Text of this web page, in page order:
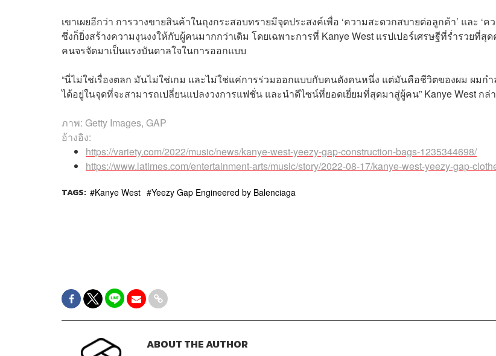
เขาเผยอีกว่า การวางขายสินค้าในถุงกระสอบทรายมีจุดประสงค์เพื่อ ‘ความสะดวกสบายต่อลูกค้า’ และ ‘คว
ซึ่งก็ยิ่งสร้างความงุนงงให้กับผู้คนมากกว่าเดิม โดยเฉพาะการที่ Kanye West แรปเปอร์เศรษฐีที่ร่ำรวยที่สุ
คนจรจัดมาเป็นแรงบันดาลใจในการออกแบบ
“นี่ไม่ใช่เรื่องตลก มันไม่ใช่เกม และไม่ใช่แค่การร่วมออกแบบกับคนดังคนหนึ่ง แต่มันคือชีวิตของผม ผมกำ
ได้อยู่ในจุดที่จะสามารถเปลี่ยนแปลงวงการแฟชั่น และนำดีไซน์ที่ยอดเยี่ยมที่สุดมาสู่ผู้คน” Kanye West กล่
ภาพ: Getty Images, GAP
อ้างอิง:
https://variety.com/2022/music/news/kanye-west-yeezy-gap-construction-bags-1235344698/
https://www.latimes.com/entertainment-arts/music/story/2022-08-17/kanye-west-yeezy-gap-
TAGS: Kanye West Yeezy Gap Engineered by Balenciaga
ABOUT THE AUTHOR